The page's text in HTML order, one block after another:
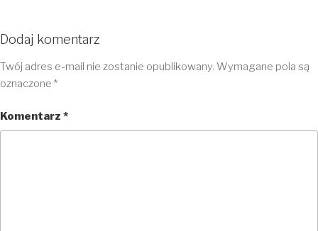
Dodaj komentarz
Twój adres e-mail nie zostanie opublikowany. Wymagane pola są
oznaczone *
Komentarz *